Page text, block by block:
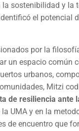
sostenibilidad y la
el potencial
por la
un espacio común
urbanos,
Mitzi
de resiliencia ante
UMA y en la
de encuentro que